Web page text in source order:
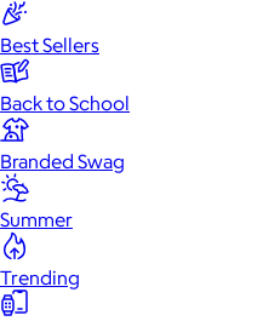
Best Sellers
Back to School
Branded Swag
Summer
Trending